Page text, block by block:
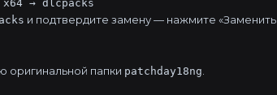
x64 → dlcpacks
и подтвердите замену — нажмите «Заменить
оригинальной папки patchday18ng